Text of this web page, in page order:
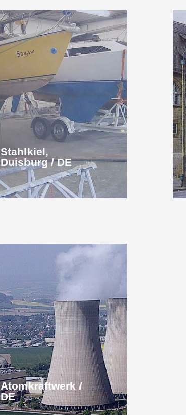
Stahlkiel,
Duisburg / DE
Atomkraftwerk /
DE